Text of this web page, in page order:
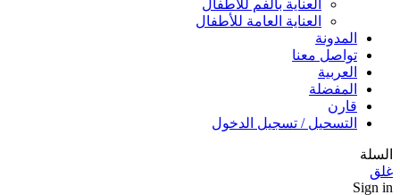
العناية بالفم للأطفال
العناية العامة للأطفال
المدونة
تواصل معنا
العربية
المفضلة
قارن
التسحيل / تسجيل الدخول
السلة
غلق
Sign in